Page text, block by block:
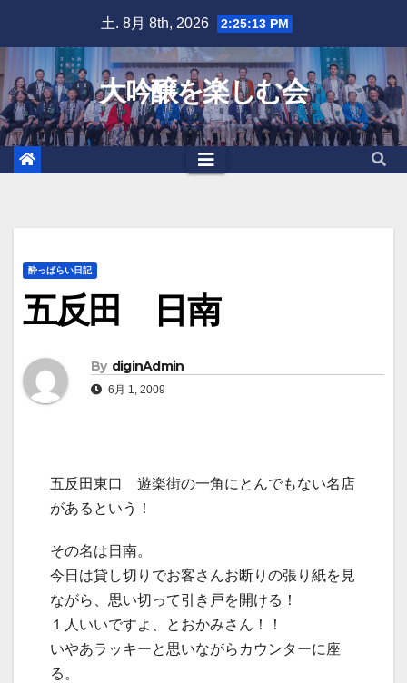
content
土. 8月 8th, 2026 2:25:14 PM
大吟醸を楽しむ会
酔っぱらい日記
五反田 日南
By diginAdmin
6月 1, 2009
五反田東口 遊楽街の一角にとんでもない名店
があるという！
その名は日南。
今日は貸し切りでお客さんお断りの張り紙を見
ながら、思い切って引き戸を開ける！
１人いいですよ、とおかみさん！！
いやあラッキーと思いながらカウンターに座
る。